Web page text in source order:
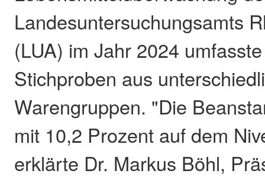
Landesuntersuchungsamts
(LUA) im Jahr 2024
Stichproben aus
Warengruppen. "Die
mit 10,2 Prozent auf dem
erklärte Dr. Markus Böhl,